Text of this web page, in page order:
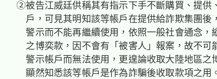
②被告江威廷供稱其有指示下手不斷購買、提供
戶，可見其明知該等帳戶在提供給詐欺集團後
警示而不能再繼續使用，依照一般社會通念，
之博奕款，因不會有「被害人」報案，故不可
警示帳戶而無法使用，更遑論收取大陸地區之
顯然知悉該等帳戶是作為詐騙後收取款項之用